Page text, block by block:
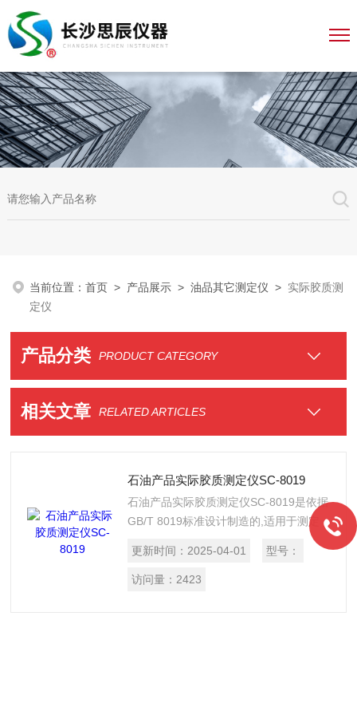
当前位置：首页 > 产品展示 >油品其它测定仪 > 实际胶质测
定仪
产品分类 PRODUCT CATEGORY
相关文章 RELATED ARTICLES
石油产品实际胶质测定仪SC-8019
石油产品实际胶质测定仪SC-8019是依据
GB/T 8019标准设计制造的,适用于测定
车用汽油、航空汽油和用于配制挥发性馏
分及航空涡轮燃料在试验时的实际胶质。
也用于测定车用汽油的未洗胶质含量。
更新时间： 2025-04-01 型号：
访问量： 2423